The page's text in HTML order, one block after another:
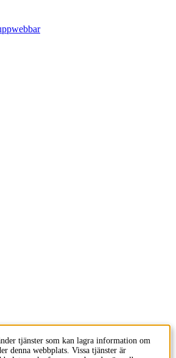
tjänster som kan lagra information om
denna webbplats. Vissa tjänster är